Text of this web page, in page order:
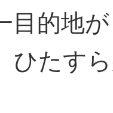
目的地
ひたす